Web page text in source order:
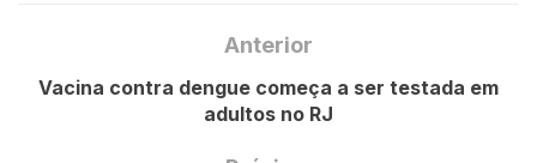
Anterior
Vacina contra dengue começa a ser testada em
adultos no RJ